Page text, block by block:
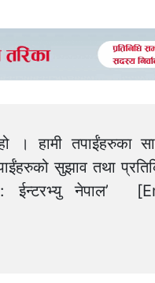
। हामी तपाईंहरुका
सुझाव तथा
: ईन्टरभ्यु नेपाल’